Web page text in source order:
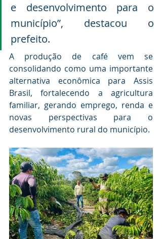
e desenvolvimento para o
município”, destacou o
prefeito.
A produção de café vem se
consolidando como uma importante
alternativa econômica para Assis
Brasil, fortalecendo a agricultura
familiar, gerando emprego, renda e
novas perspectivas para o
desenvolvimento rural do município.